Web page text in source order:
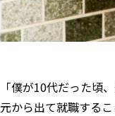
「僕が10代だった頃
元から出て就職する